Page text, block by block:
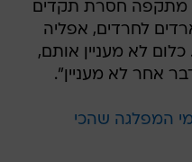
מתקפה חסרת תקדים
לחרדים, אפליה
לא מעניין אותם,
אחר לא מעניין".
המפלגה שהכי